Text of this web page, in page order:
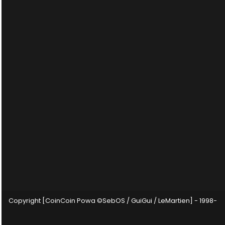
Copyright [CoinCoin Powa ©SebOS / GuiGui / LeMartien] - 1998-